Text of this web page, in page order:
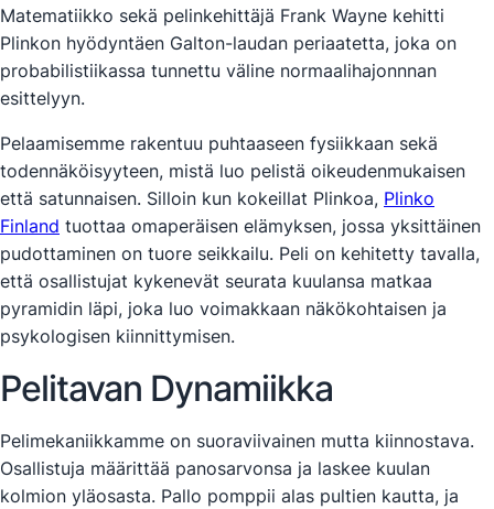
Matematiikko sekä pelinkehittäjä Frank Wayne kehitti
Plinkon hyödyntäen Galton-laudan periaatetta, joka on
probabilistiikassa tunnettu väline normaalihajonnnan
esittelyyn.
Pelaamisemme rakentuu puhtaaseen fysiikkaan sekä
todennäköisyyteen, mistä luo pelistä oikeudenmukaisen
että satunnaisen. Silloin kun kokeillat Plinkoa, Plinko
Finland tuottaa omaperäisen elämyksen, jossa yksittäinen
pudottaminen on tuore seikkailu. Peli on kehitetty tavalla,
että osallistujat kykenevät seurata kuulansa matkaa
pyramidin läpi, joka luo voimakkaan näkökohtaisen ja
psykologisen kiinnittymisen.
Pelitavan Dynamiikka
Pelimekaniikkamme on suoraviivainen mutta kiinnostava.
Osallistuja määrittää panosarvonsa ja laskee kuulan
kolmion yläosasta. Pallo pomppii alas pultien kautta, ja